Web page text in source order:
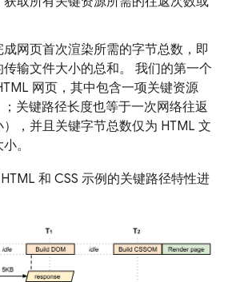
成网页首次渲染所需的字节总数，即
输文件大小的总和。 我们的第一个
网页，其中包含一项关键资源
；关键路径长度也等于一次网络往返
），并且关键字节总数仅为 HTML 文
。
和 CSS 示例的关键路径特性进